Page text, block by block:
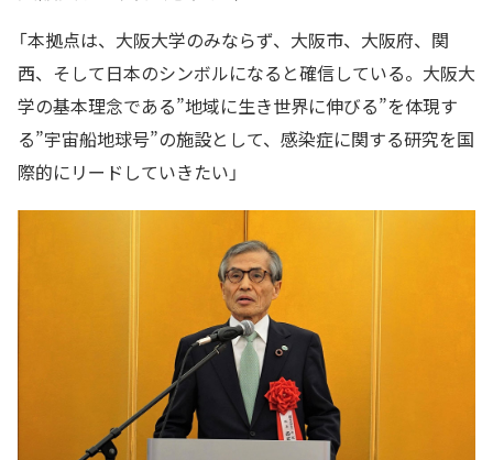
「本拠点は、大阪大学のみならず、大阪市、大阪府、関
西、そして日本のシンボルになると確信している。大阪大
学の基本理念である”地域に生き世界に伸びる”を体現す
る”宇宙船地球号”の施設として、感染症に関する研究を国
際的にリードしていきたい」